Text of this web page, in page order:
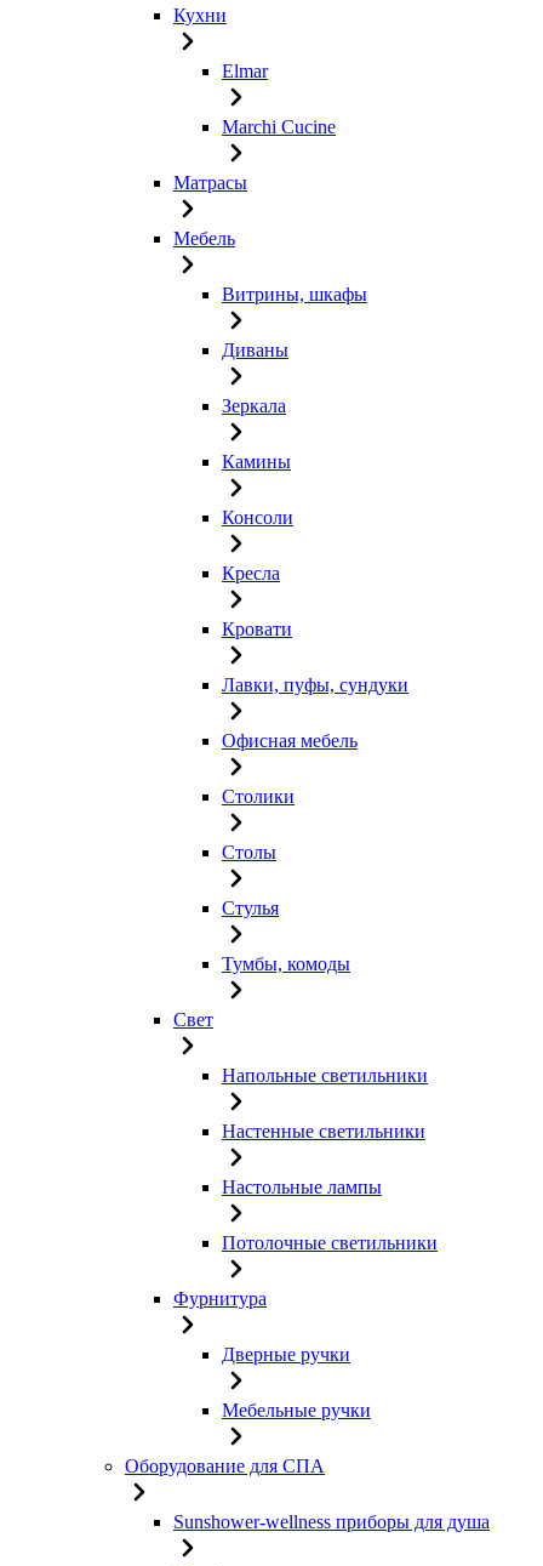
Кухни
Elmar
Marchi Cucine
Матрасы
Мебель
Витрины, шкафы
Диваны
Зеркала
Камины
Консоли
Кресла
Кровати
Лавки, пуфы, сундуки
Офисная мебель
Столики
Столы
Стулья
Тумбы, комоды
Свет
Напольные светильники
Настенные светильники
Настольные лампы
Потолочные светильники
Фурнитура
Дверные ручки
Мебельные ручки
Оборудование для СПА
Sunshower-wellness приборы для душа